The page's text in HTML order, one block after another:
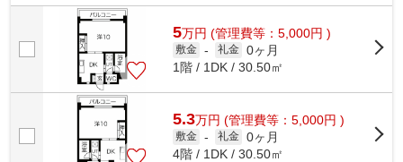
5万円 (管理費等：5,000円 )
敷金 - 礼金 0ヶ月
1階 / 1DK / 30.50㎡
5.3万円 (管理費等：5,000円 )
敷金 - 礼金 0ヶ月
4階 / 1DK / 30.50㎡